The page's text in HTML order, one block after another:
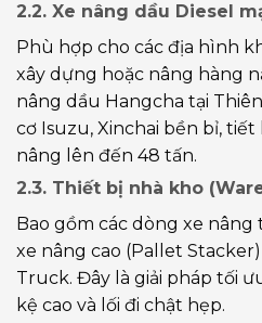
2.2. Xe nâng dầu Diesel
Phù hợp cho các địa hình
xây dựng hoặc nâng hàng
nâng dầu Hangcha tại
cơ Isuzu, Xinchai bền bỉ,
nâng lên đến 48 tấn.
2.3. Thiết bị nhà kho
Bao gồm các dòng xe
xe nâng cao (Pallet
Truck. Đây là giải pháp tối
kệ cao và lối đi chật hẹp.